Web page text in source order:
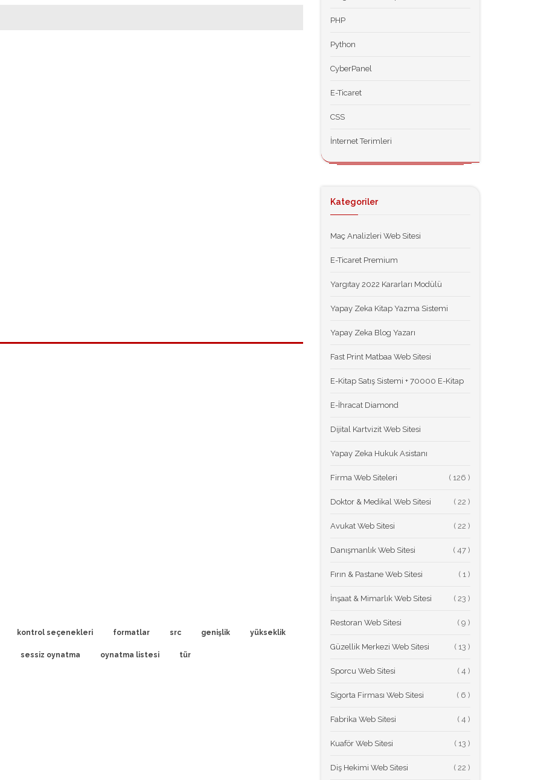
kontrol seçenekleri formatlar src genişlik yükseklik
sessiz oynatma oynatma listesi tür
PHP
Python
CyberPanel
E-Ticaret
CSS
İnternet Terimleri
Kategoriler
Maç Analizleri Web Sitesi
E-Ticaret Premium
Yargıtay 2022 Kararları Modülü
Yapay Zeka Kitap Yazma Sistemi
Yapay Zeka Blog Yazarı
Fast Print Matbaa Web Sitesi
E-Kitap Satış Sistemi + 70000 E-Kitap
E-İhracat Diamond
Dijital Kartvizit Web Sitesi
Yapay Zeka Hukuk Asistanı
Firma Web Siteleri (
Doktor & Medikal Web Sitesi (
Avukat Web Sitesi (
Danışmanlık Web Sitesi (
Fırın & Pastane Web Sitesi (
İnşaat & Mimarlık Web Sitesi (
Restoran Web Sitesi (
Güzellik Merkezi Web Sitesi (
Sporcu Web Sitesi (
Sigorta Firması Web Sitesi (
Fabrika Web Sitesi (
Kuaför Web Sitesi (
Diş Hekimi Web Sitesi (